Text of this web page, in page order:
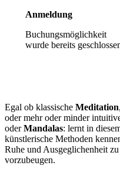
Anmeldung
Buchungsmöglichkeit
wurde bereits
Egal ob klassische Meditation,
oder mehr oder minder
oderMandalas: lernt in
künstlerische Methoden
Ruhe und Ausgeglichenheit
vorzubeugen.